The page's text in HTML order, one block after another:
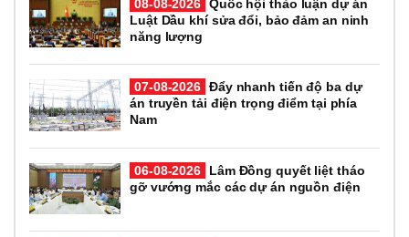
08-08-2026 Quốc hội thảo luận dự án
Luật Dầu khí sửa đổi, bảo đảm an ninh
năng lượng
07-08-2026 Đẩy nhanh tiến độ ba dự
án truyền tải điện trọng điểm tại phía
Nam
06-08-2026
Lâm Đồng quyết liệt tháo
gỡ vướng mắc các dự án nguồn điện